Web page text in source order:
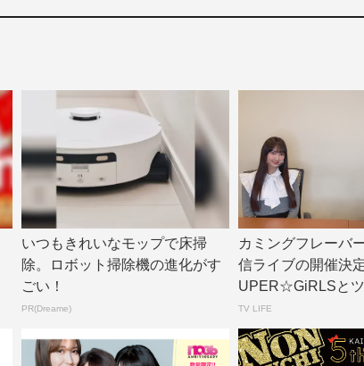
いつもきれいなモップで床掃
除。ロボット掃除機の進化がす
ごい！
PR(Dreame)
カミングフレーバ
信ライブの開催決
UPER☆GiRLSと
V...
TV LIFE